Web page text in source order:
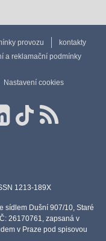
provozu
kontakty
a reklamační podmínky
Nastavení cookies
1213-189X
sídlem Dušní 907/10, Staré
26170761, zapsaná v
v Praze pod spisovou